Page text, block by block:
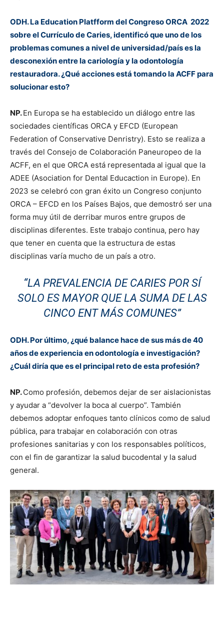
ODH. La Education Platfform del Congreso ORCA 2022
sobre el Currículo de Caries, identificó que uno de los
problemas comunes a nivel de universidad/país es la
desconexión entre la cariología y la odontología
restauradora. ¿Qué acciones está tomando la ACFF para
solucionar esto?
NP.En Europa se ha establecido un diálogo entre las
sociedades científicas ORCA y EFCD (European
Federation of Conservative Denristry). Esto se realiza a
través del Consejo de Colaboración Paneuropeo de la
ACFF, en el que ORCA está representada al igual que la
ADEE (Asociation for Dental Educaction in Europe). En
2023 se celebró con gran éxito un Congreso conjunto
ORCA – EFCD en los Países Bajos, que demostró ser una
forma muy útil de derribar muros entre grupos de
disciplinas diferentes. Este trabajo continua, pero hay
que tener en cuenta que la estructura de estas
disciplinas varía mucho de un país a otro.
“LA PREVALENCIA DE CARIES POR SÍ
SOLO ES MAYOR QUE LA SUMA DE LAS
CINCO ENT MÁS COMUNES”
ODH. Por último, ¿qué balance hace de sus más de 40
años de experiencia en odontología e investigación?
¿Cuál diría que es el principal reto de esta profesión?
NP.Como profesión, debemos dejar de ser aislacionistas
y ayudar a “devolver la boca al cuerpo”. También
debemos adoptar enfoques tanto clínicos como de salud
pública, para trabajar en colaboración con otras
profesiones sanitarias y con los responsables políticos,
con el fin de garantizar la salud bucodental y la salud
general.